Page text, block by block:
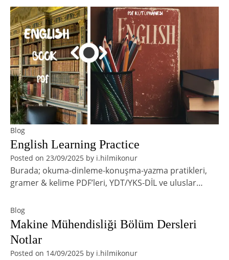
Blog
English Learning Practice
Posted on 23/09/2025 by i.hilmikonur
Burada; okuma-dinleme-konuşma-yazma pratikleri,
gramer & kelime PDF’leri, YDT/YKS-DİL ve uluslar…
Blog
Makine Mühendisliği Bölüm Dersleri
Notlar
Posted on 14/09/2025 by i.hilmikonur